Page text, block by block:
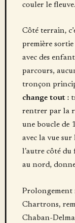
couler le fleuve.
Côté terrain,
première
avec des
parcours,
tronçon
change tout :
rentrer par la
une boucle de
avec la vue sur
l’autre côté du
au nord,
Prolongement
Chartrons,
Chaban-